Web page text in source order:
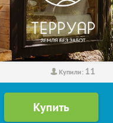
Купили: 11